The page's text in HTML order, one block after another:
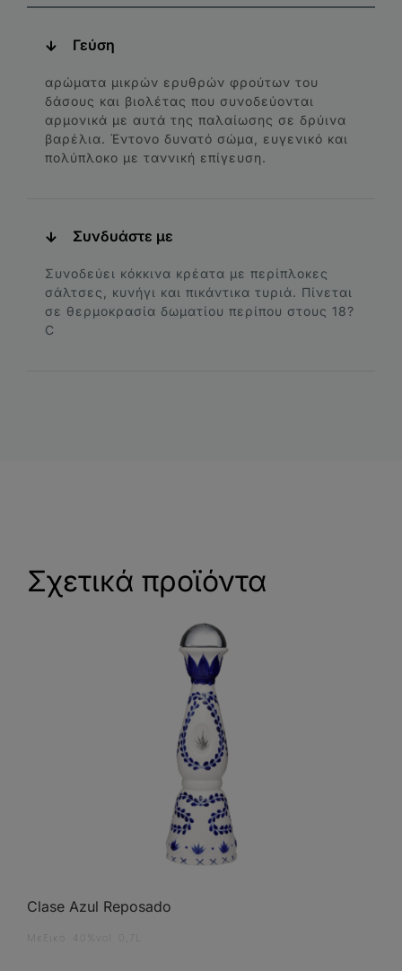
Γεύση
αρώματα μικρών ερυθρών φρούτων του
δάσους και βιολέτας που συνοδεύονται
αρμονικά με αυτά της παλαίωσης σε δρύινα
βαρέλια. Έντονο δυνατό σώμα, ευγενικό και
πολύπλοκο με ταννική επίγευση.
Συνδυάστε με
Συνοδεύει κόκκινα κρέατα με περίπλοκες
σάλτσες, κυνήγι και πικάντικα τυριά. Πίνεται
σε θερμοκρασία δωματίου περίπου στους 18?
C
Σχετικά προϊόντα
Clase Azul Reposado
Μεξικό 40%vol 0,7L